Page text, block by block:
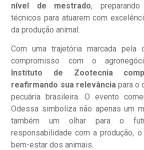
nível de mestrado,
técnicos para atuarem com
da produção animal.
Com uma trajetória marcada pela
compromisso com o
Instituto de Zootecnia
reafirmando sua relevânciapara o
pecuária brasileira. O evento
Odessa simboliza não apenas um
também um olhar para o
responsabilidade com a produção,
bem-estar dos animais.